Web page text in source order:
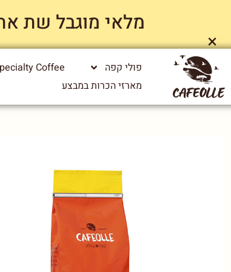
מלאי מוגבל שת
×
פולי קפה Coffee
מארזי הכרות במבצע